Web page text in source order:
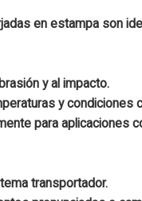
en estampa son
y al impacto.
y condiciones
para aplicaciones
transportador.